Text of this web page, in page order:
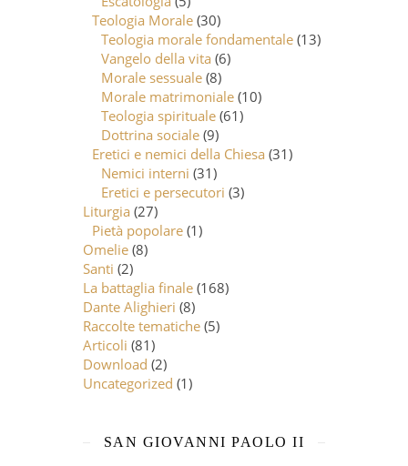
Teologia Morale (30)
Teologia morale fondamentale (13)
Vangelo della vita (6)
Morale sessuale (8)
Morale matrimoniale (10)
Teologia spirituale (61)
Dottrina sociale (9)
Eretici e nemici della Chiesa (31)
Nemici interni (31)
Eretici e persecutori (3)
Liturgia (27)
Pietà popolare (1)
Omelie (8)
Santi (2)
La battaglia finale (168)
Dante Alighieri (8)
Raccolte tematiche (5)
Articoli (81)
Download (2)
Uncategorized (1)
SAN GIOVANNI PAOLO II